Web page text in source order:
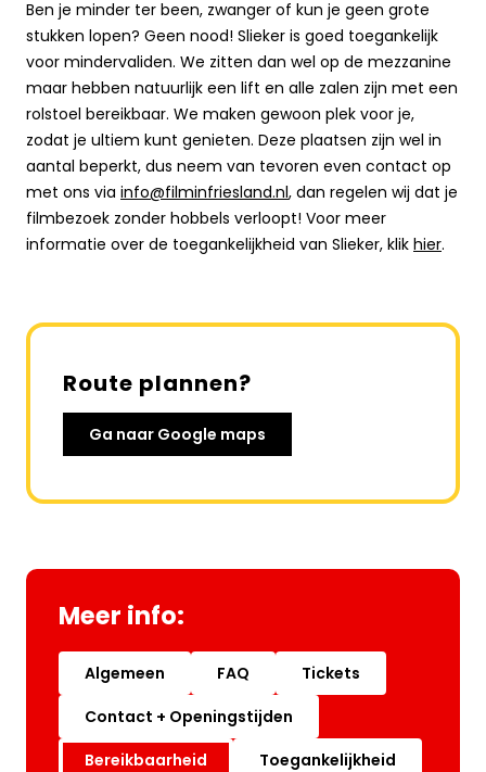
Ben je minder ter been, zwanger of kun je geen grote
stukken lopen? Geen nood! Slieker is goed toegankelijk
voor mindervaliden. We zitten dan wel op de mezzanine
maar hebben natuurlijk een lift en alle zalen zijn met een
rolstoel bereikbaar. We maken gewoon plek voor je,
zodat je ultiem kunt genieten. Deze plaatsen zijn wel in
aantal beperkt, dus neem van tevoren even contact op
met ons via info@filminfriesland.nl, dan regelen wij dat je
filmbezoek zonder hobbels verloopt! Voor meer
informatie over de toegankelijkheid van Slieker, klik hier.
Route plannen?
Ga naar Google maps
Meer info:
Algemeen FAQ
Tickets
Contact + Openingstijden
Bereikbaarheid
Toegankelijkheid